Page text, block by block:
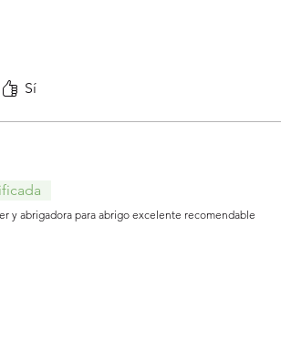
Sí
y abrigadora para abrigo excelente recomendable